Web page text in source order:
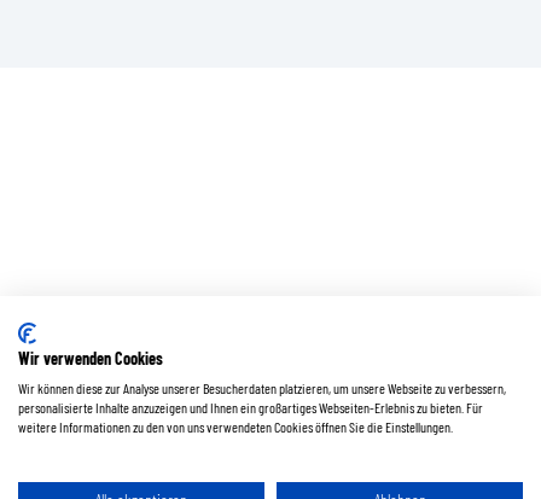
Wir verwenden Cookies
Wir können diese zur Analyse unserer Besucherdaten platzieren, um unsere Webseite zu verbessern,
personalisierte Inhalte anzuzeigen und Ihnen ein großartiges Webseiten-Erlebnis zu bieten. Für
weitere Informationen zu den von uns verwendeten Cookies öffnen Sie die Einstellungen.